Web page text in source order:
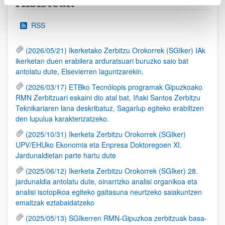
RSS
(2026/05/21) Ikerketako Zerbitzu Orokorrek (SGIker) IAk
ikerketan duen erabilera arduratsuari buruzko saio bat
antolatu dute, Elsevierren laguntzarekin.
(2026/03/17) ETBko Tecnólopis programak Gipuzkoako
RMN Zerbitzuari eskaini dio atal bat, Iñaki Santos Zerbitzu
Teknikariaren lana deskribatuz, Sagarlup egiteko erabiltzen
den lupulua karakterizatzeko.
(2025/10/31) Ikerketa Zerbitzu Orokorrek (SGIker)
UPV/EHUko Ekonomia eta Enpresa Doktoregoen XI.
Jardunaldietan parte hartu dute
(2025/06/12) Ikerketa Zerbitzu Orokorrek (SGIker) 28.
jardunaldia antolatu dute, oinarrizko analisi organikoa eta
analisi isotopikoa egiteko gaitasuna neurtzeko saiakuntzen
emaitzak eztabaidatzeko
(2025/05/13) SGIkerren RMN-Gipuzkoa zerbitzuak basa-